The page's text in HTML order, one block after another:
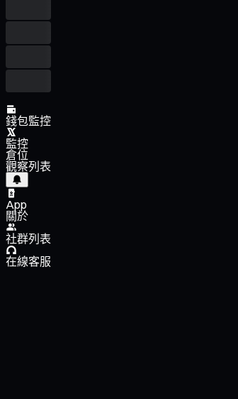
錢包監控
監控
倉位
觀察列表
App
關於
社群列表
在線客服